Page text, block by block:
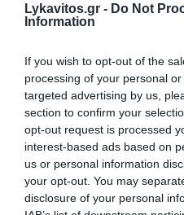
Lykavitos.gr - Do Not
Information
If you wish to opt-out of the
processing of your personal
targeted advertising by us,
section to confirm your
opt-out request is processed
interest-based ads based on
us or personal information
your opt-out. You may
disclosure of your personal
Λόττο: Τα
κλήρωσης της
Πραγματοποιήθηκε το